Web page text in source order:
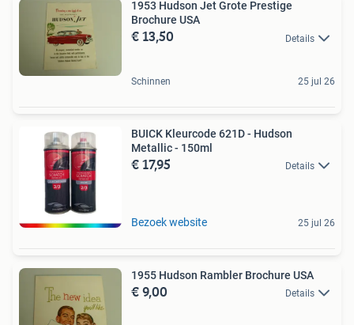
1953 Hudson Jet Grote Prestige
Brochure USA
€ 13,50 Details
Schinnen 25 jul 26
BUICK Kleurcode 621D - Hudson
Metallic - 150ml
€ 17,95 Details
Bezoek website 25 jul 26
1955 Hudson Rambler Brochure USA
€ 9,00 Details